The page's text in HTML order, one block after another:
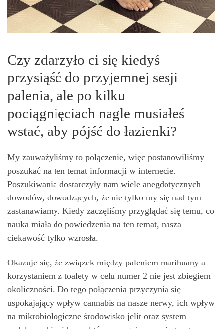
Czy zdarzyło ci się kiedyś
przysiąść do przyjemnej sesji
palenia, ale po kilku
pociągnięciach nagle musiałeś
wstać, aby pójść do łazienki?
My zauważyliśmy to połączenie, więc postanowiliśmy
poszukać na ten temat informacji w internecie.
Poszukiwania dostarczyły nam wiele anegdotycznych
dowodów, dowodzących, że nie tylko my się nad tym
zastanawiamy. Kiedy zaczęliśmy przyglądać się temu, co
nauka miała do powiedzenia na ten temat, nasza
ciekawość tylko wzrosła.
Okazuje się, że związek między paleniem marihuany a
korzystaniem z toalety w celu numer 2 nie jest zbiegiem
okoliczności. Do tego połączenia przyczynia się
uspokajający wpływ cannabis na nasze nerwy, ich wpływ
na mikrobiologiczne środowisko jelit oraz system